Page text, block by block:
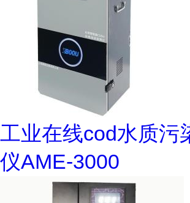
工业在线cod水质污
仪AME-3000